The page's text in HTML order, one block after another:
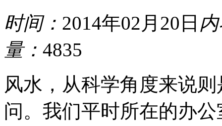
时间： 2014年02月20日
量： 4835
风水，从科学角度来说
问。我们平时所在的办